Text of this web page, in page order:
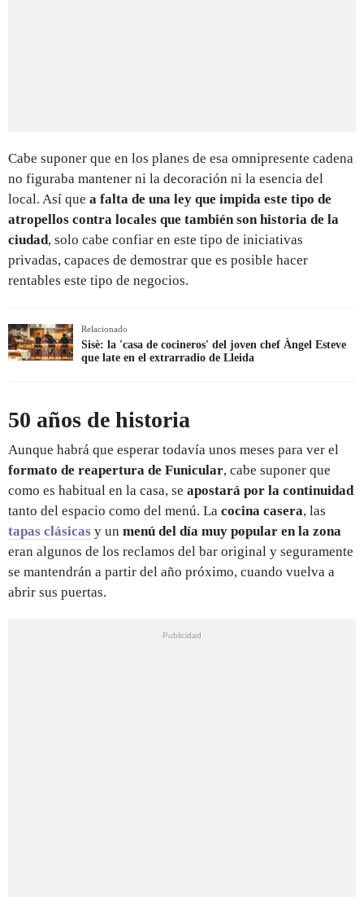
Cabe suponer que en los planes de esa omnipresente cadena
no figuraba mantener ni la decoración ni la esencia del
local. Así que a falta de una ley que impida este tipo de
atropellos contra locales que también son historia de la
ciudad, solo cabe confiar en este tipo de iniciativas
privadas, capaces de demostrar que es posible hacer
rentables este tipo de negocios.
Relacionado
Sisè: la 'casa de cocineros' del joven chef Àngel Esteve
que late en el extrarradio de Lleida
50 años de historia
Aunque habrá que esperar todavía unos meses para ver el
formato de reapertura de Funicular, cabe suponer que
como es habitual en la casa, se apostará por la continuidad
tanto del espacio como del menú. La cocina casera, las
tapas clásicas y un menú del día muy popular en la zona
eran algunos de los reclamos del bar original y seguramente
se mantendrán a partir del año próximo, cuando vuelva a
abrir sus puertas.